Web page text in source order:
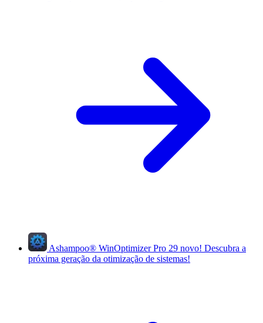
Ashampoo® WinOptimizer Pro 29 novo! Descubra a
próxima geração da otimização de sistemas!